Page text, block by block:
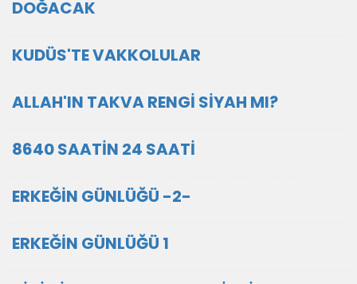
DOĞACAK
KUDÜS'TE VAKKOLULAR
ALLAH'IN TAKVA RENGİ SİYAH MI?
8640 SAATİN 24 SAATİ
ERKEĞİN GÜNLÜĞÜ -2-
ERKEĞİN GÜNLÜĞÜ 1